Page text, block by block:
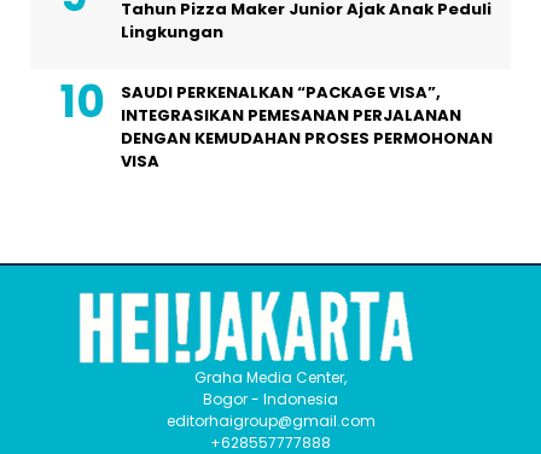
Tahun Pizza Maker Junior Ajak Anak Peduli
Lingkungan
SAUDI PERKENALKAN “PACKAGE VISA”,
INTEGRASIKAN PEMESANAN PERJALANAN
DENGAN KEMUDAHAN PROSES PERMOHONAN
VISA
Graha Media Center,
Bogor - Indonesia
editorhaigroup@gmail.com
+628557777888